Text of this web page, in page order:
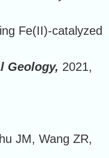
Fe(II)-catalyzed
Geology, 2021,
JM, Wang ZR,